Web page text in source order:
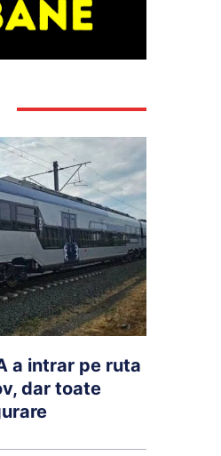
a intrar pe ruta
dar toate